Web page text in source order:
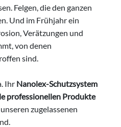
Felgen, die den ganzen
Und im Frühjahr ein
Verätzungen und
von denen
sind.
Ihr Nanolex-Schutzsystem
professionellen Produkte
zugelassenen